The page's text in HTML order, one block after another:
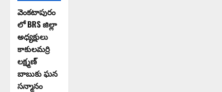
వెంకటాపురం
లో BRS జిల్లా
అధ్యక్షులు
కాకులమర్రి
లక్ష్మణ్
బాబుకు ఘన
సన్మానం